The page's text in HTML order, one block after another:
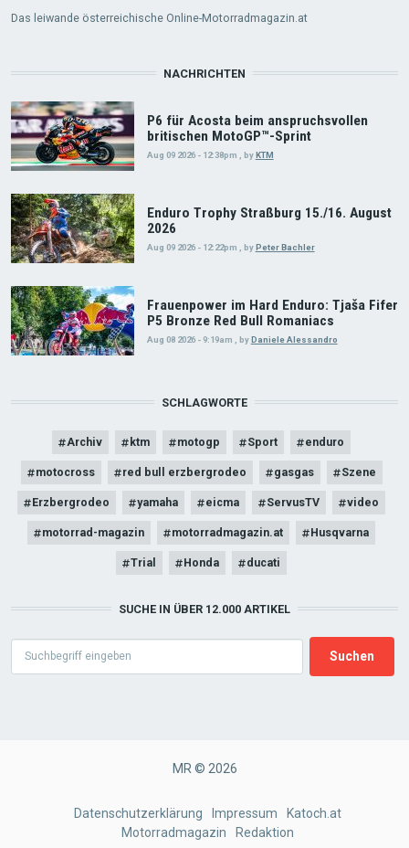
Das leiwande österreichische Online-Motorradmagazin.at
NACHRICHTEN
P6 für Acosta beim anspruchsvollen
britischen MotoGP™-Sprint
Aug 09 2026 - 12:38pm , byKTM
Enduro Trophy Straßburg 15./16. August
2026
Aug 09 2026 - 12:22pm byPeter Bachler
Frauenpower im Hard Enduro: Tjaša Fifer
P5 Bronze Red Bull Romaniacs
Aug 08 2026 - 9:19am byDaniele Alessandro
SCHLAGWORTE
Archiv ktm motogp Sport enduro
motocross red bull erzbergrodeo gasgas Szene
Erzbergrodeo yamaha eicma ServusTV video
motorrad-magazin motorradmagazin.at Husqvarna
Trial Honda ducati
SUCHE IN ÜBER 12.000 ARTIKEL
MR © 2026
Datenschutzerklärung Impressum
Katoch.at
Motorradmagazin
Redaktion